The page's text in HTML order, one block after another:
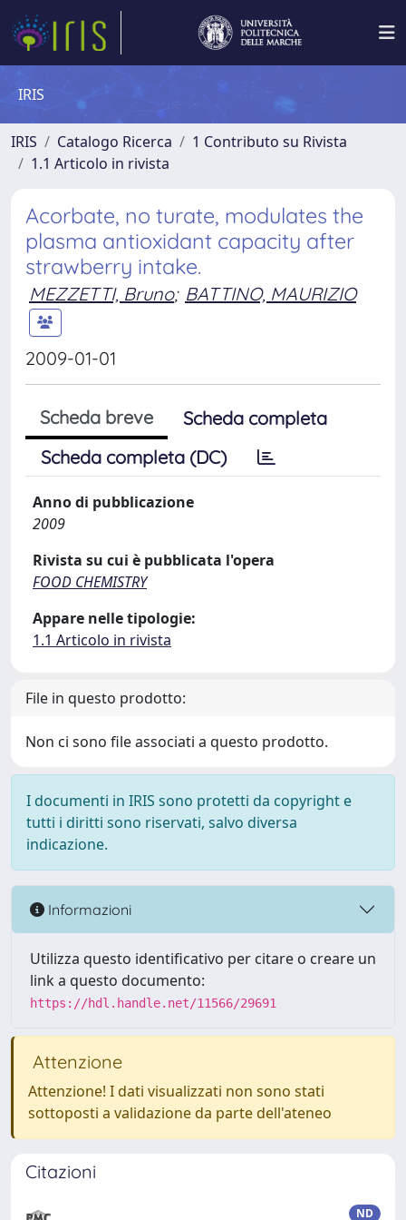
IRIS
IRIS Catalogo Ricerca
1 Contributo su Rivista
1.1 Articolo in rivista
Acorbate, no turate, modulates the
plasma antioxidant capacity after
strawberry intake.
MEZZETTI, Bruno; BATTINO, MAURIZIO
2009-01-01
Scheda breve
Scheda completa
Scheda completa (DC)
Anno di pubblicazione
2009
Rivista su cui è pubblicata l'opera
FOOD CHEMISTRY
Appare nelle tipologie:
1.1 Articolo in rivista
File in questo prodotto:
Non ci sono file associati a questo prodotto.
I documenti in IRIS sono protetti da copyright e
tutti i diritti sono riservati, salvo diversa
indicazione.
Informazioni
Utilizza questo identificativo per citare o creare un
link a questo documento:
https://hdl.handle.net/11566/29691
Attenzione
Attenzione! I dati visualizzati non sono stati
sottoposti a validazione da parte dell'ateneo
Citazioni
ND